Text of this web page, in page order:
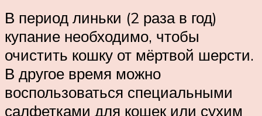
В период линьки (2 раза в год)
купание необходимо, чтобы
очистить кошку от мёртвой шерсти.
В другое время можно
воспользоваться специальными
салфетками для кошек или сухим